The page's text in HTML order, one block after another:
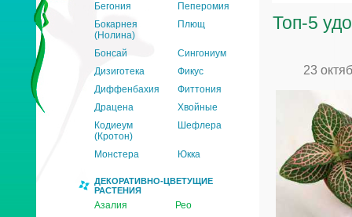
Бегония
Пеперомия
Бокарнея
(Нолина)
Плющ
Бонсай
Сингониум
Дизиготека
Фикус
Диффенбахия
Фиттония
Драцена
Хвойные
Кодиеум
(Кротон)
Шефлера
Монстера Юкка
ДЕКОРАТИВНО-ЦВЕТУЩИЕ
РАСТЕНИЯ
Азалия
Рео
Топ-5
23